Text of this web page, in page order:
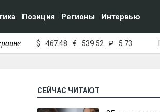
Позиция Регионы Интервью
$ 467.48 € 539.52 ₽ 5.73
СЕЙЧАС ЧИТАЮТ